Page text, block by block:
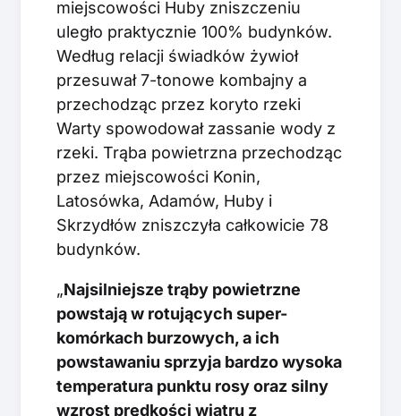
miejscowości Huby zniszczeniu
uległo praktycznie 100% budynków.
Według relacji świadków żywioł
przesuwał 7-tonowe kombajny a
przechodząc przez koryto rzeki
Warty spowodował zassanie wody z
rzeki. Trąba powietrzna przechodząc
przez miejscowości Konin,
Latosówka, Adamów, Huby i
Skrzydłów zniszczyła całkowicie 78
budynków.
„Najsilniejsze trąby powietrzne
powstają w rotujących super-
komórkach burzowych, a ich
powstawaniu sprzyja bardzo wysoka
temperatura punktu rosy oraz silny
wzrost prędkości wiatru z